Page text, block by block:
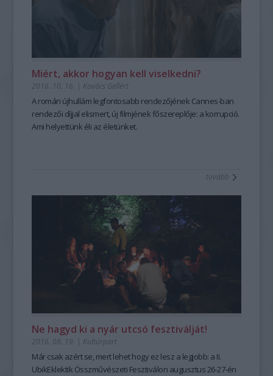
Miért, akkor hogyan kell viselkedni?
2016. 10. 16. | Kovács Gellért
A román újhullám legfontosabb rendezőjének Cannes-ban
rendezői díjjal elismert, új filmjének főszereplője: a korrupció.
Ami helyettünk éli az életünket.
tovább
Ne hagyd ki a nyár utcsó fesztiválját!
2016. 08. 19. | Kultúrpart
Már csak azért se, mert lehet hogy ez lesz a legjobb: a II.
UbikEklektik Összművészeti Fesztiválon augusztus 26-27-én